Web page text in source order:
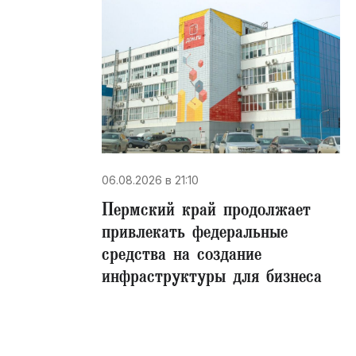
06.08.2026 в 21:10
Пермский край продолжает
привлекать федеральные
средства на создание
инфраструктуры для бизнеса